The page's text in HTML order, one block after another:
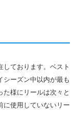
ております。ベスト
シーズン中以内が最も
様にリールは次々と
に使用していないリー